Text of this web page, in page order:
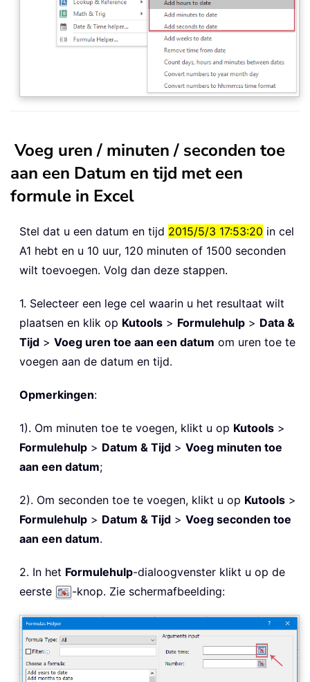
Voeg uren / minuten / seconden toe
aan een Datum en tijd met een
formule in Excel
Stel dat u een datum en tijd 2015/5/3 17:53:20 in cel
A1 hebt en u 10 uur, 120 minuten of 1500 seconden
wilt toevoegen. Volg dan deze stappen.
1. Selecteer een lege cel waarin u het resultaat wilt
plaatsen en klik op Kutools > Formulehulp > Data &
Tijd > Voeg uren toe aan een datum om uren toe te
voegen aan de datum en tijd.
Opmerkingen:
1). Om minuten toe te voegen, klikt u op Kutools >
Formulehulp > Datum & Tijd > Voeg minuten toe
aan een datum;
2). Om seconden toe te voegen, klikt u op Kutools >
Formulehulp > Datum & Tijd > Voeg seconden toe
aan een datum.
2. In het Formulehulp-dialoogvenster klikt u op de
eerste
-knop. Zie schermafbeelding: